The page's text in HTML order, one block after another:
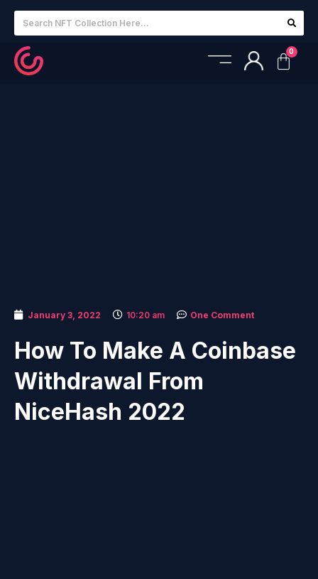
January 3, 2022 10:20 am One Comment
How To Make A Coinbase
Withdrawal From
NiceHash 2022